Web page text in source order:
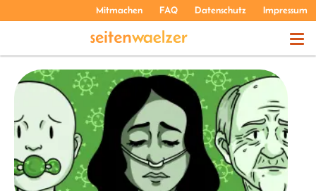
Mitmachen FAQ Datenschutz Impressum
THEMEN
PODCASTS
ÜBER UNS